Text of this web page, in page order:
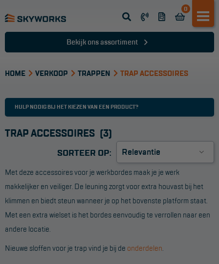
0
Opsteek ladder
Schuifladder
Telescopische ladder
Ladder accessoires
Ladder onderdelen
Dubbele trap
Werktrappen
Bekijk ons assortiment
HOME VERKOOP TRAPPEN TRAP ACCESSOIRES
HULP NODIG BIJ HET KIEZEN VAN EEN PRODUCT?
TRAP ACCESSOIRES (3)
SORTEER OP:
Met deze accessoires voor je werkbordes maak je je werk
makkelijker en veiliger. De leuning zorgt voor extra houvast bij het
klimmen en biedt steun wanneer je op het bovenste platform staat.
Met een extra wielset is het bordes eenvoudig te verrollen naar een
andere locatie.
Nieuwe sloffen voor je trap vind je bij de onderdelen.